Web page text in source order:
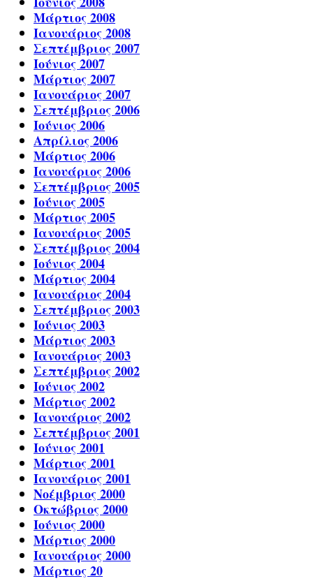
Μάρτιος 2008
Ιανουάριος 2008
Σεπτέμβριος 2007
Ιούνιος 2007
Μάρτιος 2007
Ιανουάριος 2007
Σεπτέμβριος 2006
Ιούνιος 2006
Απρίλιος 2006
Μάρτιος 2006
Ιανουάριος 2006
Σεπτέμβριος 2005
Ιούνιος 2005
Μάρτιος 2005
Ιανουάριος 2005
Σεπτέμβριος 2004
Ιούνιος 2004
Μάρτιος 2004
Ιανουάριος 2004
Σεπτέμβριος 2003
Ιούνιος 2003
Μάρτιος 2003
Ιανουάριος 2003
Σεπτέμβριος 2002
Ιούνιος 2002
Μάρτιος 2002
Ιανουάριος 2002
Σεπτέμβριος 2001
Ιούνιος 2001
Μάρτιος 2001
Ιανουάριος 2001
Νοέμβριος 2000
Οκτώβριος 2000
Ιούνιος 2000
Μάρτιος 2000
Ιανουάριος 2000
Μάρτιος 20